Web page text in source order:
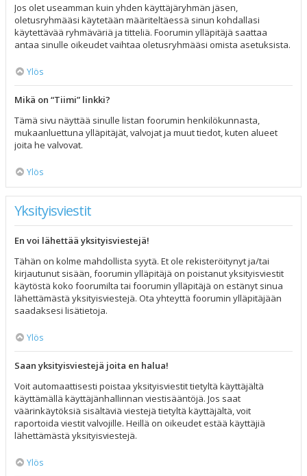
Jos olet useamman kuin yhden käyttäjäryhmän jäsen,
oletusryhmääsi käytetään määriteltäessä sinun kohdallasi
käytettävää ryhmäväriä ja titteliä. Foorumin ylläpitäjä saattaa
antaa sinulle oikeudet vaihtaa oletusryhmääsi omista asetuksista.
Ylös
Mikä on “Tiimi” linkki?
Tämä sivu näyttää sinulle listan foorumin henkilökunnasta,
mukaanluettuna ylläpitäjät, valvojat ja muut tiedot, kuten alueet
joita he valvovat.
Ylös
Yksityisviestit
En voi lähettää yksityisviestejä!
Tähän on kolme mahdollista syytä. Et ole rekisteröitynyt ja/tai
kirjautunut sisään, foorumin ylläpitäjä on poistanut yksityisviestit
käytöstä koko foorumilta tai foorumin ylläpitäjä on estänyt sinua
lähettämästä yksityisviestejä. Ota yhteyttä foorumin ylläpitäjään
saadaksesi lisätietoja.
Ylös
Saan yksityisviestejä joita en halua!
Voit automaattisesti poistaa yksityisviestit tietyltä käyttäjältä
käyttämällä käyttäjänhallinnan viestisääntöjä. Jos saat
väärinkäytöksiä sisältäviä viestejä tietyltä käyttäjältä, voit
raportoida viestit valvojille. Heillä on oikeudet estää käyttäjiä
lähettämästä yksityisviestejä.
Ylös